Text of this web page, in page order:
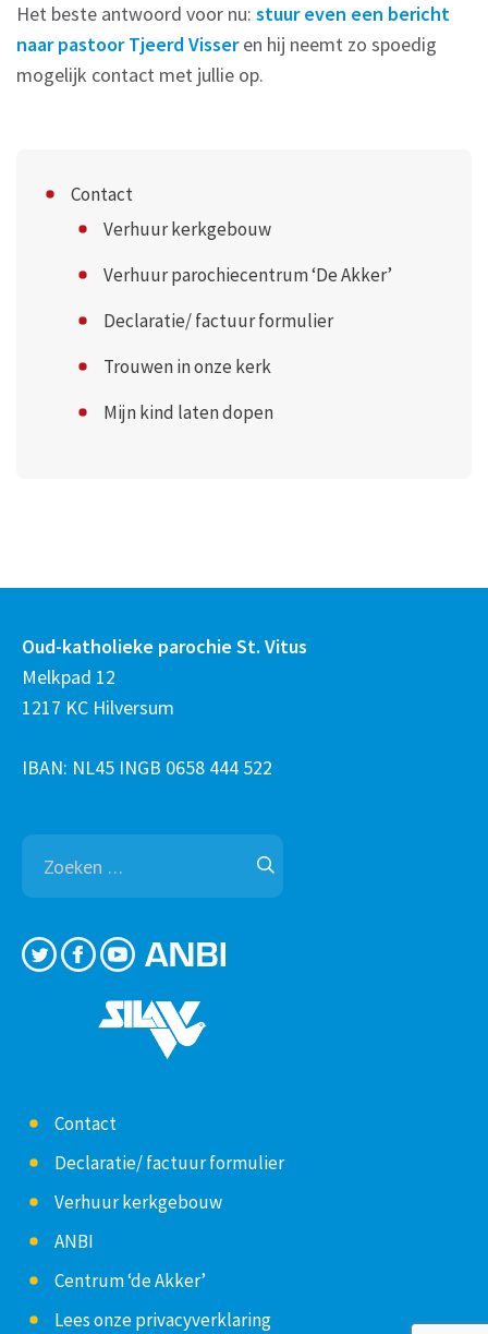
Het beste antwoord voor nu: stuur even een bericht
naar pastoor Tjeerd Visseren hij neemt zo spoedig
mogelijk contact met jullie op.
Contact
Verhuur kerkgebouw
Verhuur parochiecentrum ‘De Akker’
Declaratie/ factuur formulier
Trouwen in onze kerk
Mijn kind laten dopen
Oud-katholieke parochie St. Vitus
Melkpad 12
1217 KC Hilversum
IBAN: NL45 INGB 0658 444 522
Zoeken
naar:
Contact
Declaratie/ factuur formulier
Verhuur kerkgebouw
ANBI
Centrum ‘de Akker’
Lees onze privacyverklaring